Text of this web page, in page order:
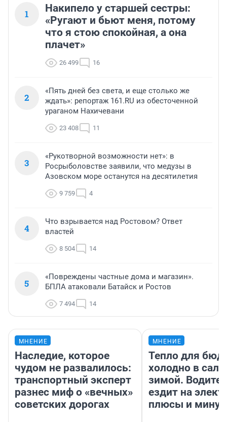
1
Накипело у старшей сестры:
«Ругают и бьют меня, потому
что я стою спокойная, а она
плачет»
26 499 16
2
«Пять дней без света, и еще столько же
ждать»: репортаж 161.RU из обесточенной
ураганом Нахичевани
23 408 11
3
«Рукотворной возможности нет»: в
Росрыболовстве заявили, что медузы в
Азовском море останутся на десятилетия
9 759 4
4
Что взрывается над Ростовом? Ответ
властей
8 504 14
5
«Повреждены частные дома и магазин».
БПЛА атаковали Батайск и Ростов
7 494 14
МНЕНИЕ
Наследие, которое
чудом не развалилось:
транспортный эксперт
разнес миф о «вечных»
советских дорогах
МНЕНИЕ
Тепло для
холодно в
зимой.
ездит на
плюсы и